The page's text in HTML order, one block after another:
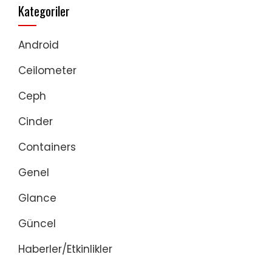
Kategoriler
Android
Ceilometer
Ceph
Cinder
Containers
Genel
Glance
Güncel
Haberler/Etkinlikler